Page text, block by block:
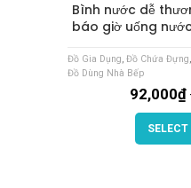
Bình nước dễ
báo giờ uống
Đồ Gia Dụng, Đồ Chứa Đựng,
Đồ Dùng Nhà Bếp
92,000₫